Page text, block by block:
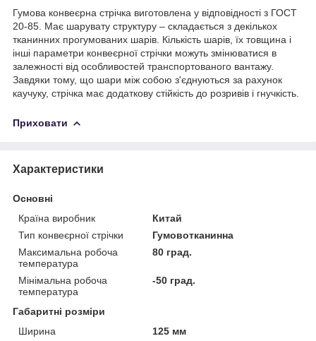
Гумова конвеєрна стрічка виготовлена у відповідності з ГОСТ
20-85. Має шарувату структуру – складається з декількох
тканинних прогумованих шарів. Кількість шарів, їх товщина і
інші параметри конвеєрної стрічки можуть змінюватися в
залежності від особливостей транспортованого вантажу.
Завдяки тому, що шари між собою з'єднуються за рахунок
каучуку, стрічка має додаткову стійкість до розривів і гнучкість.
Приховати
Характеристики
Основні
Країна виробник
Китай
Тип конвеєрної стрічки
Гумовотканинна
Максимальна робоча
температура
80 град.
Мінімальна робоча
температура
-50 град.
Габаритні розміри
Ширина
125 мм